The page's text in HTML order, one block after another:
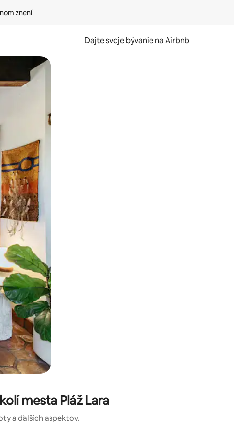
znení
Dajte svoje bývanie na Airbnb
pomocou dotykových gest či potiahnutia prstom.
mesta Pláž Lara
a ďalších aspektov.